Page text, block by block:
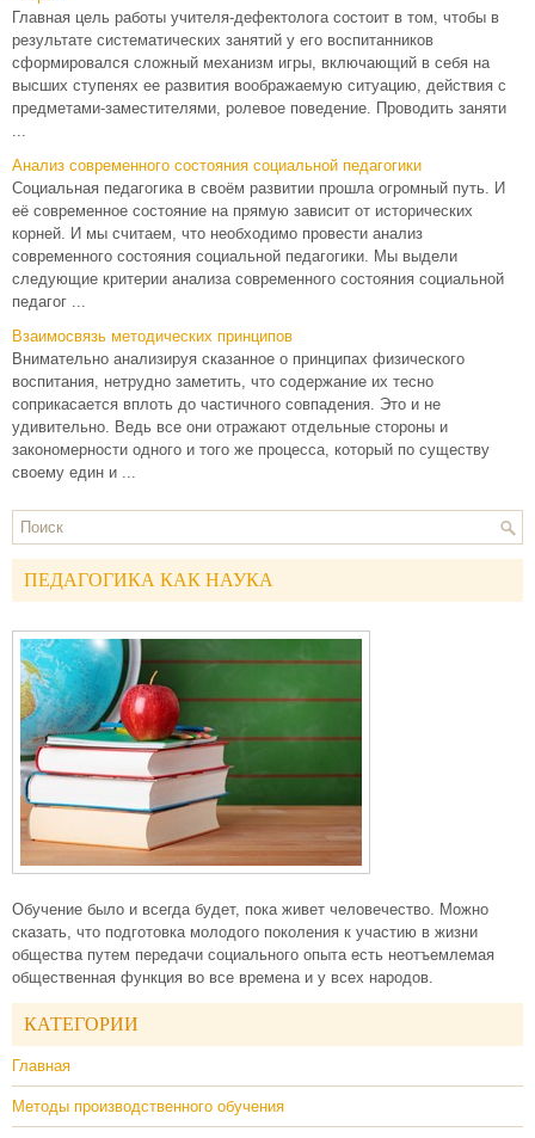
Главная цель работы учителя-дефектолога состоит в том, чтобы в
результате систематических занятий у его воспитанников
сформировался сложный механизм игры, включающий в себя на
высших ступенях ее развития воображаемую ситуацию, действия с
предметами-заместителями, ролевое поведение. Проводить заняти
...
Анализ современного состояния социальной педагогики
Социальная педагогика в своём развитии прошла огромный путь. И
её современное состояние на прямую зависит от исторических
корней. И мы считаем, что необходимо провести анализ
современного состояния социальной педагогики. Мы выдели
следующие критерии анализа современного состояния социальной
педагог ...
Взаимосвязь методических принципов
Внимательно анализируя сказанное о принципах физического
воспитания, нетрудно заметить, что содержание их тесно
соприкасается вплоть до частичного совпадения. Это и не
удивительно. Ведь все они отражают отдельные стороны и
закономерности одного и того же процесса, который по существу
своему един и ...
ПЕДАГОГИКА КАК НАУКА
Обучение было и всегда будет, пока живет человечество. Можно
сказать, что подготовка молодого поколения к участию в жизни
общества путем передачи социального опыта есть неотъемлемая
общественная функция во все времена и у всех народов.
КАТЕГОРИИ
Главная
Методы производственного обучения